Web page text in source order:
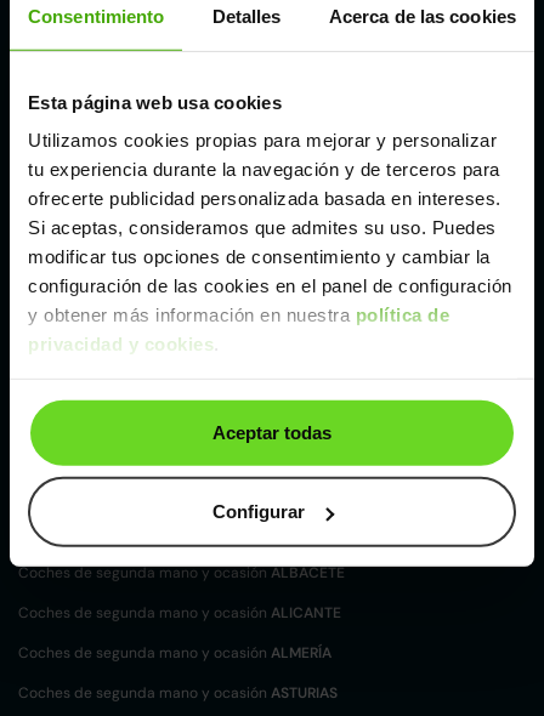
Consentimiento Detalles Acerca de las cookies
Esta página web usa cookies
Utilizamos cookies propias para mejorar y personalizar
tu experiencia durante la navegación y de terceros para
ofrecerte publicidad personalizada basada en intereses.
Si aceptas, consideramos que admites su uso. Puedes
modificar tus opciones de consentimiento y cambiar la
configuración de las cookies en el panel de configuración
y obtener más información en nuestra política de
privacidad y cookies.
Aceptar todas
Configurar
Córdoba
Madrid
Málaga
Valencia
Zaragoza
Ver Opel Mokka de segunda mano y ocasión
Opel Mokka de segunda mano y ocasión
Coches de segunda mano y ocasión por
localización
Coches de segunda mano y ocasiónALBACETE
Coches de segunda mano y ocasión ALICANTE
Coches de segunda mano y ocasión ALMERÍA
Coches de segunda mano y ocasión ASTURIAS